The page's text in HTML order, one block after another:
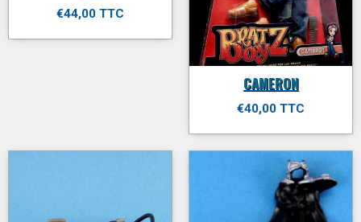
€44,00 TTC
CAMERON
€40,00 TTC